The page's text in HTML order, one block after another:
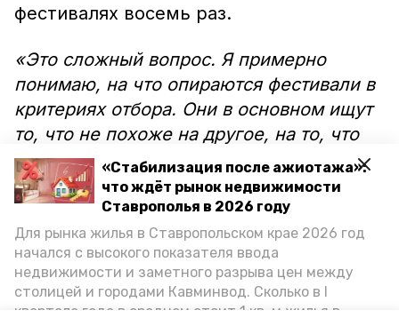
«Стабилизация после ажиотажа»:
что ждёт рынок недвижимости
Ставрополья в 2026 году
Для рынка жилья в Ставропольском крае 2026 год
начался с высокого показателя ввода
недвижимости и заметного разрыва цен между
столицей и городами Кавминвод. Сколько в I
квартале года в среднем стоит 1 кв. м жилья в
фестивалях восемь раз.
«Это сложный вопрос. Я примерно
понимаю, на что опираются фестивали в
критериях отбора. Они в основном ищут
то, что не похоже на другое, на то, что
уже видели раньше. Оно должно чем-то
удивлять. Иногда это искренность,
иногда — необычная история или чисто
визуальные вещи», — говорит Марк
Кроль.
Также режиссёр добавил, что история в